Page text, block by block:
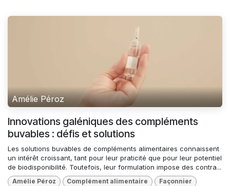
Amélie Péroz
Innovations galéniques des compléments
buvables : défis et solutions
Les solutions buvables de compléments alimentaires connaissent
un intérêt croissant, tant pour leur praticité que pour leur potentiel
de biodisponibilité. Toutefois, leur formulation impose des contra...
Amélie Péroz Complément alimentaire Façonnier